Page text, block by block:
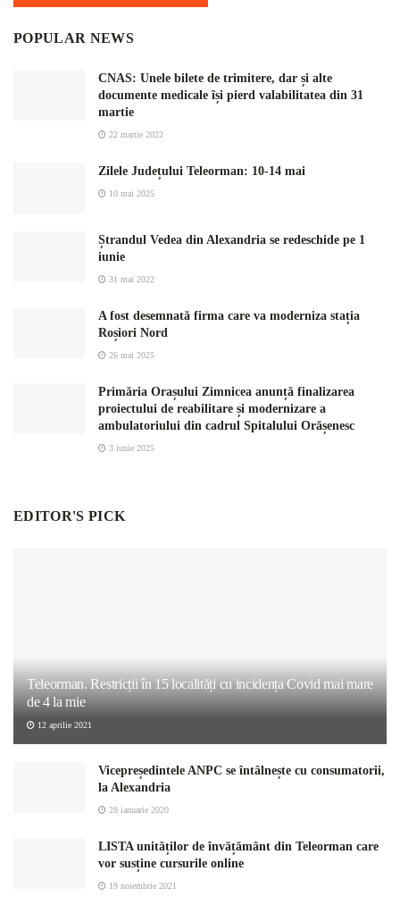
POPULAR NEWS
CNAS: Unele bilete de trimitere, dar și alte
documente medicale își pierd valabilitatea din 31
martie
22 martie 2022
Zilele Județului Teleorman: 10-14 mai
10 mai 2025
Ștrandul Vedea din Alexandria se redeschide pe 1
iunie
31 mai 2022
A fost desemnată firma care va moderniza stația
Roșiori Nord
26 mai 2025
Primăria Orașului Zimnicea anunță finalizarea
proiectului de reabilitare și modernizare a
ambulatoriului din cadrul Spitalului Orășenesc
3 iunie 2025
EDITOR'S PICK
Teleorman. Restricții în 15 localități cu incidența Covid mai mare
de 4 la mie
12 aprilie 2021
Vicepreședintele ANPC se întâlnește cu consumatorii,
la Alexandria
28 ianuarie 2020
LISTA unităților de învățământ din Teleorman care
vor susține cursurile online
19 noiembrie 2021